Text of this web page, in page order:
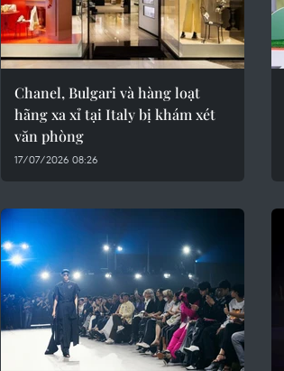
Chanel, Bulgari và hàng loạt
hãng xa xỉ tại Italy bị khám xét
văn phòng
17/07/2026 08:26